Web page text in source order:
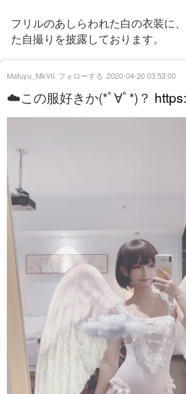
フリルのあしらわれた白の衣装に
た自撮りを披露しております。
☁️この服好きか(*ﾟ∀ﾟ*)？
Mafuyu_MkVII フォローする 2020-04-20 03:53:00